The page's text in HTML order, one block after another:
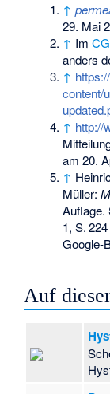
↑
29. Mai
↑ Im
anders
↑
content/
↑ http://
am 20.
↑
Müller:
Auflage.
1,S.224
Google-
Auf